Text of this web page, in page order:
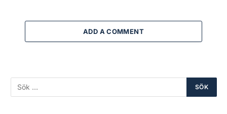
ADD A COMMENT